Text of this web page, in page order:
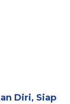
Diri, Siap